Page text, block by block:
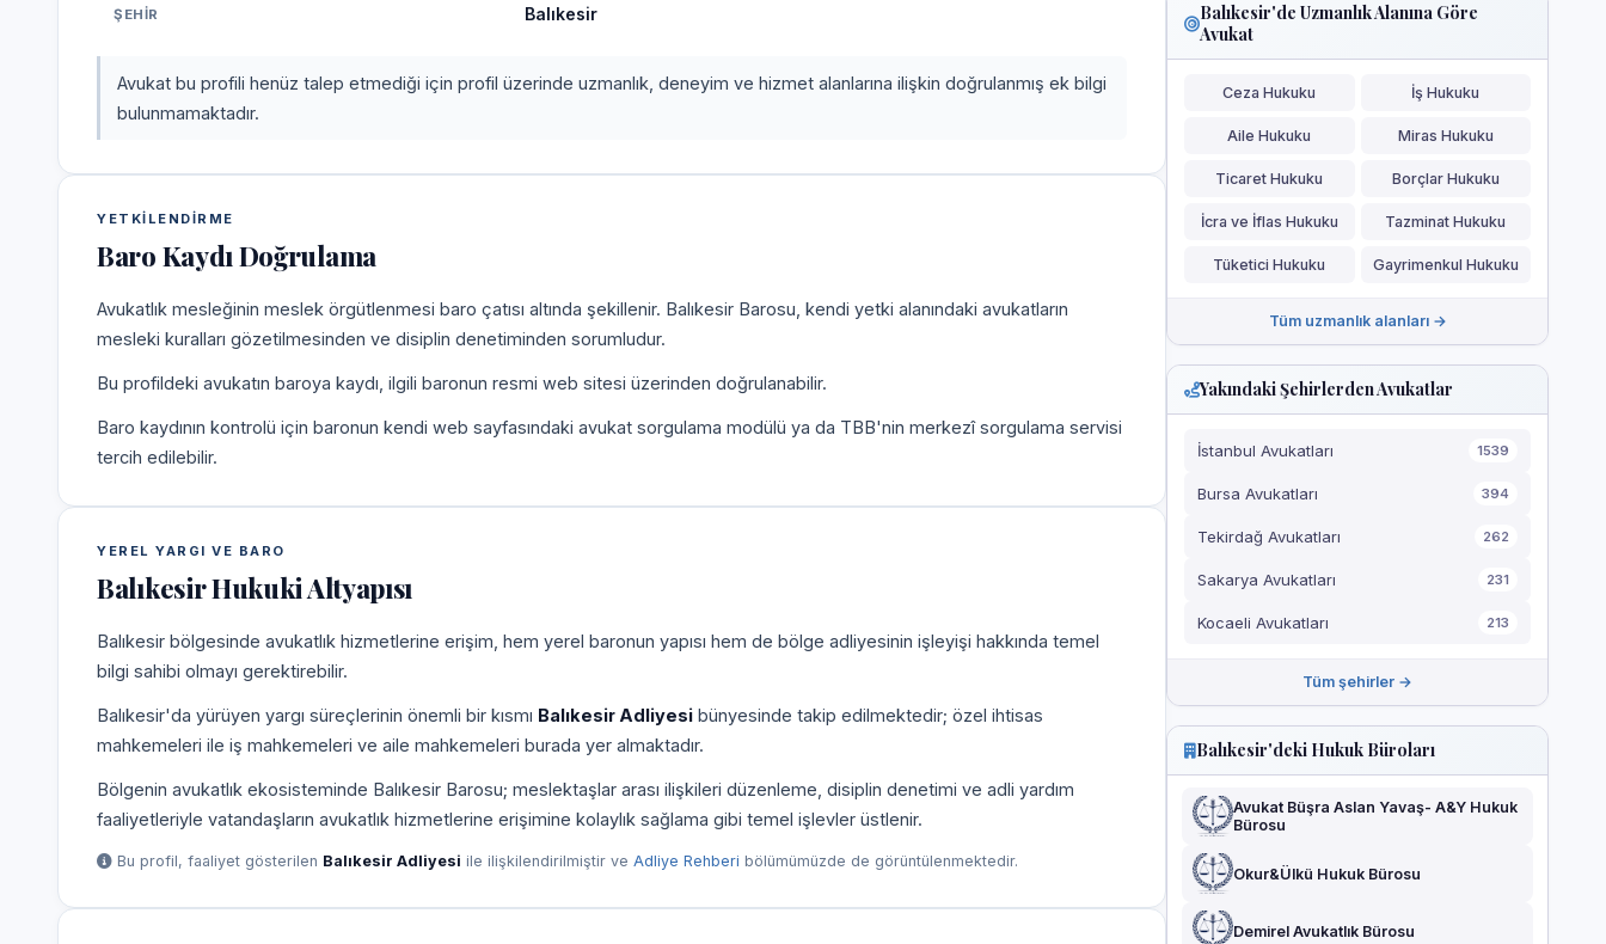
ŞEHIR Balıkesir
Avukat bu profili henüz talep etmediği için profil üzerinde uzmanlık, deneyim ve hizmet alanlarına ilişkin doğrulanmış ek bilgi
bulunmamaktadır.
YETKILENDIRME
Baro Kaydı Doğrulama
Avukatlık mesleğinin meslek örgütlenmesi baro çatısı altında şekillenir. Balıkesir Barosu, kendi yetki alanındaki avukatların
mesleki kuralları gözetilmesinden ve disiplin denetiminden sorumludur.
Bu profildeki avukatın baroya kaydı, ilgili baronun resmi web sitesi üzerinden doğrulanabilir.
Baro kaydının kontrolü için baronun kendi web sayfasındaki avukat sorgulama modülü ya da TBB'nin merkezî sorgulama servisi
tercih edilebilir.
YEREL YARGI VE BARO
Balıkesir Hukuki Altyapısı
Balıkesir bölgesinde avukatlık hizmetlerine erişim, hem yerel baronun yapısı hem de bölge adliyesinin işleyişi hakkında temel
bilgi sahibi olmayı gerektirebilir.
Balıkesir'da yürüyen yargı süreçlerinin önemli bir kısmı Balıkesir Adliyesi bünyesinde takip edilmektedir; özel ihtisas
mahkemeleri ile iş mahkemeleri ve aile mahkemeleri burada yer almaktadır.
Bölgenin avukatlık ekosisteminde Balıkesir Barosu; meslektaşlar arası ilişkileri düzenleme, disiplin denetimi ve adli yardım
faaliyetleriyle vatandaşların avukatlık hizmetlerine erişimine kolaylık sağlama gibi temel işlevler üstlenir.
Bu profil, faaliyet gösterilen Balıkesir Adliyesi ile ilişkilendirilmiştir ve Adliye Rehberi bölümümüzde de görüntülenmektedir.
Balıkesir'de Uzmanlık Alanına Göre
Avukat
Ceza Hukuku İş Hukuku
Aile Hukuku Miras Hukuku
Ticaret Hukuku Borçlar Hukuku
İcra ve İflas Hukuku Tazminat Hukuku
Tüketici Hukuku Gayrimenkul Hukuku
Tüm uzmanlık alanları →
Yakındaki Şehirlerden Avukatlar
İstanbul Avukatları 1539
Bursa Avukatları 394
Tekirdağ Avukatları 262
Sakarya Avukatları 231
Kocaeli Avukatları 213
Tüm şehirler →
Balıkesir'deki Hukuk Büroları
Avukat Büşra Aslan Yavaş- A&Y Hukuk
Bürosu
Okur&Ülkü Hukuk Bürosu
Demirel Avukatlık Bürosu